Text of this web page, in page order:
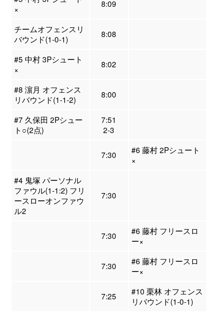
×
8:09
チームオフェンスリ
バウンド(1-0-1)
8:08
#5 中村 3Pシュート
×
8:02
#8 濵月 オフェンス
リバウンド(1-1-2)
8:00
#7 久保田 2Pシュー
ト○(2点)
7:51
2-3
7:30
#6 藤村 2Pシュート
×
#4 鬼塚 パーソナル
ファウル(1-1:2) フリ
ースローオンファウ
ル2
7:30
7:30
#6 藤村 フリースロ
ー×
7:30
#6 藤村 フリースロ
ー×
7:25
#10 栗林 オフェンス
リバウンド(1-0-1)